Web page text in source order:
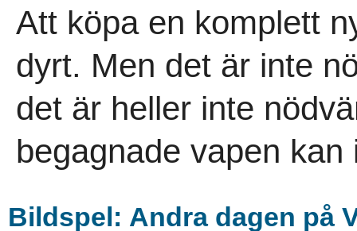
Att köpa en komplett
dyrt. Men det är inte
det är heller inte
­begagnade vapen
Bildspel: Andra dagen på